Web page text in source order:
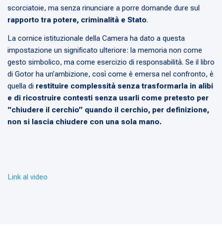
scorciatoie, ma senza rinunciare a porre domande dure sul
rapporto tra potere, criminalità e Stato.
La cornice istituzionale della Camera ha dato a questa
impostazione un significato ulteriore: la memoria non come
gesto simbolico, ma come esercizio di responsabilità. Se il libro
di Gotor ha un’ambizione, così come è emersa nel confronto, è
quella di restituire complessità senza trasformarla in alibi
e di ricostruire contesti senza usarli come pretesto per
“chiudere il cerchio” quando il cerchio, per definizione,
non si lascia chiudere con una sola mano.
Link al video